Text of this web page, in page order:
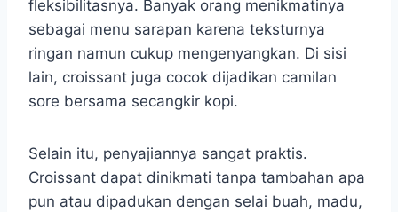
fleksibilitasnya. Banyak orang menikmatinya
sebagai menu sarapan karena teksturnya
ringan namun cukup mengenyangkan. Di sisi
lain, croissant juga cocok dijadikan camilan
sore bersama secangkir kopi.
Selain itu, penyajiannya sangat praktis.
Croissant dapat dinikmati tanpa tambahan apa
pun atau dipadukan dengan selai buah, madu,